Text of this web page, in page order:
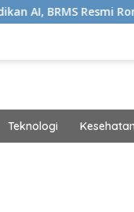
Resmi Rombak Total
Teknologi Kesehatan